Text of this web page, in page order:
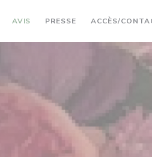
AVIS PRESSE ACCÈS/